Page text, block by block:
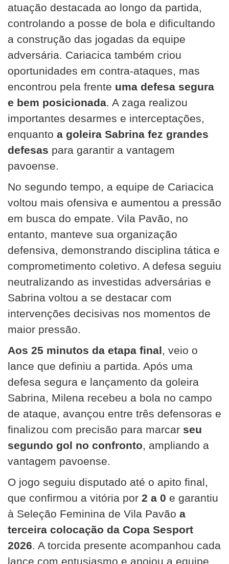
atuação destacada ao longo da partida,
controlando a posse de bola e dificultando
a construção das jogadas da equipe
adversária. Cariacica também criou
oportunidades em contra-ataques, mas
encontrou pela frente uma defesa segura
e bem posicionada. A zaga realizou
importantes desarmes e interceptações,
enquanto a goleira Sabrina fez grandes
defesas para garantir a vantagem
pavoense.
No segundo tempo, a equipe de Cariacica
voltou mais ofensiva e aumentou a pressão
em busca do empate. Vila Pavão, no
entanto, manteve sua organização
defensiva, demonstrando disciplina tática e
comprometimento coletivo. A defesa seguiu
neutralizando as investidas adversárias e
Sabrina voltou a se destacar com
intervenções decisivas nos momentos de
maior pressão.
Aos 25 minutos da etapa final, veio o
lance que definiu a partida. Após uma
defesa segura e lançamento da goleira
Sabrina, Milena recebeu a bola no campo
de ataque, avançou entre três defensoras e
finalizou com precisão para marcar seu
segundo gol no confronto, ampliando a
vantagem pavoense.
O jogo seguiu disputado até o apito final,
que confirmou a vitória por 2 a 0 e garantiu
à Seleção Feminina de Vila Pavão a
terceira colocação da Copa Sesport
2026. A torcida presente acompanhou cada
lance com entusiasmo e apoiou a equipe